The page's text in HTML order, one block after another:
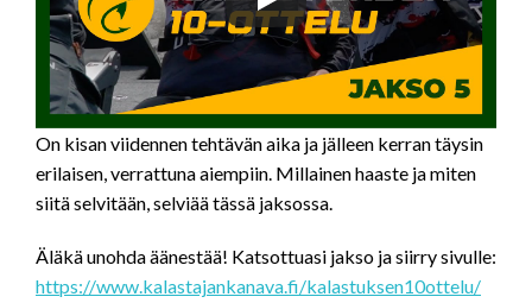
On kisan viidennen tehtävän aika ja jälleen kerran täysin
erilaisen, verrattuna aiempiin. Millainen haaste ja miten
siitä selvitään, selviää tässä jaksossa.
Äläkä unohda äänestää! Katsottuasi jakso ja siirry sivulle:
https://www.kalastajankanava.fi/kalastuksen10ottelu/